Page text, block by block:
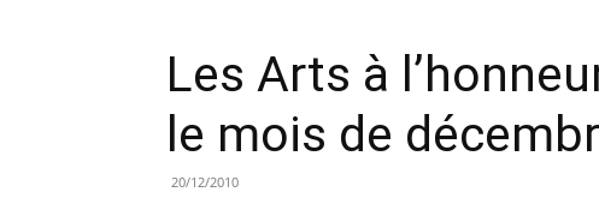
Les Arts à
le mois de
20/12/2010